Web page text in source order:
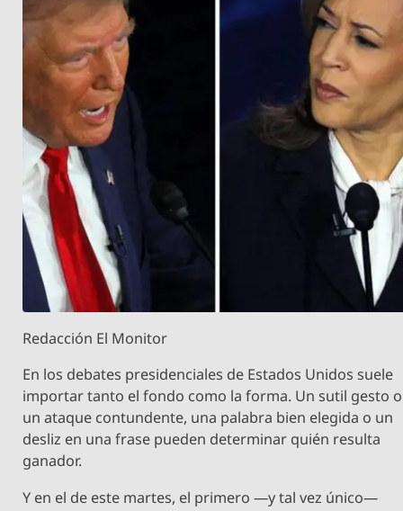
Redacción El Monitor
En los debates presidenciales de Estados Unidos suele
importar tanto el fondo como la forma. Un sutil gesto o
un ataque contundente, una palabra bien elegida o un
desliz en una frase pueden determinar quién resulta
ganador.
Y en el de este martes, el primero —y tal vez único—